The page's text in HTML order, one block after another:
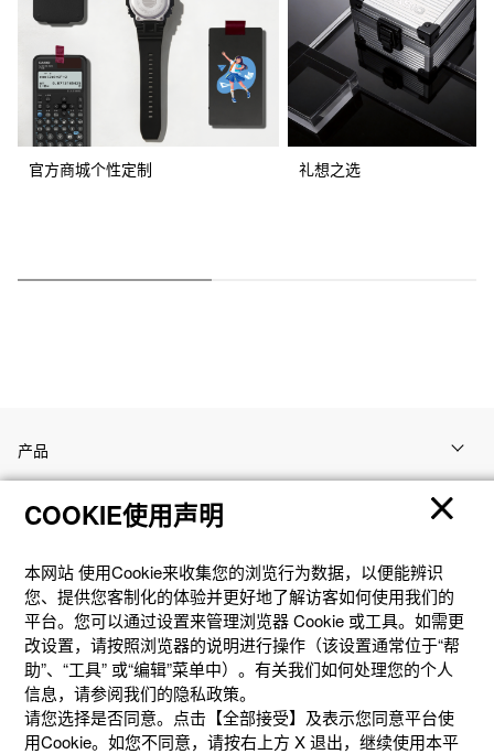
官方商城个性定制 礼想之选
产品
客户支持
资讯
社交媒体
COOKIE使用声明
本网站 使⽤Cookie来收集您的浏览⾏为数据，以便能辨识
您、提供您客制化的体验并更好地了解访客如何使⽤我们的
平台。您可以通过设置来管理浏览器 Cookie 或⼯具。如需更
改设置，请按照浏览器的说明进⾏操作（该设置通常位于“帮
助”、“⼯具” 或“编辑”菜单中）。有关我们如何处理您的个⼈
信息，请参阅我们的隐私政策。
请您选择是否同意。点击【全部接受】及表示您同意平台使
用Cookie。如您不同意，请按右上⽅ X 退出，继续使⽤本平